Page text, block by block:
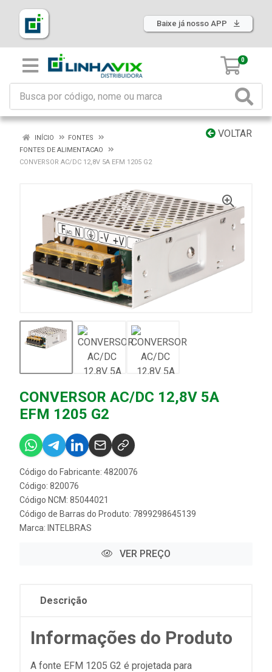
Baixe já nosso APP
0
VOLTAR
INÍCIO
FONTES
FONTES DE ALIMENTACAO
CONVERSOR AC/DC 12,8V 5A EFM 1205 G2
CONVERSOR AC/DC 12,8V 5A
EFM 1205 G2
Código do Fabricante: 4820076
Código: 820076
Código NCM: 85044021
Código de Barras do Produto: 7899298645139
Marca: INTELBRAS
VER PREÇO
Descrição
Informações do Produto
A fonte EFM 1205 G2 é projetada para